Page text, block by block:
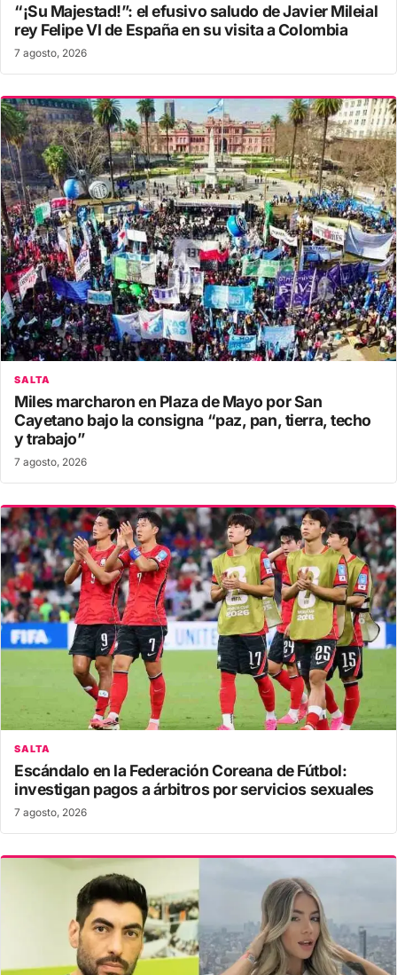
“¡Su Majestad!”: el efusivo saludo de Javier Mileial
rey Felipe VI de España en su visita a Colombia
7 agosto, 2026
SALTA
Miles marcharon en Plaza de Mayo por San
Cayetano bajo la consigna “paz, pan, tierra, techo
y trabajo”
7 agosto, 2026
SALTA
Escándalo en la Federación Coreana de Fútbol:
investigan pagos a árbitros por servicios sexuales
7 agosto, 2026